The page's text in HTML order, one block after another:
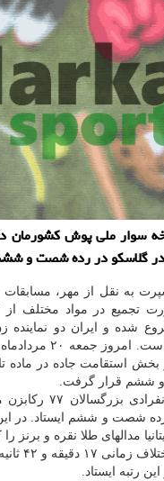
سوار ملی پوش کشورمان
در گلاسکو در رده شصت و
به نقل از مهر،
شده و ایران دو نماینده
رویداد شرکت داده
بخش استقامت جاده در ماده
ششم قرار گرفت.
در ماده تایم تریل
شصت و ششم ایستاد. در این
مدالهای طلا نقره و
رتبه ایستاد.